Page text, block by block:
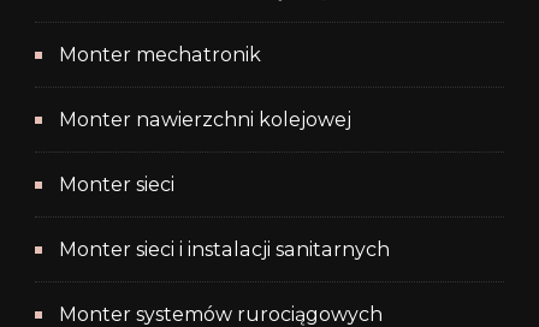
Monter mechatronik
Monter nawierzchni kolejowej
Monter sieci
Monter sieci i instalacji sanitarnych
Monter systemów rurociągowych